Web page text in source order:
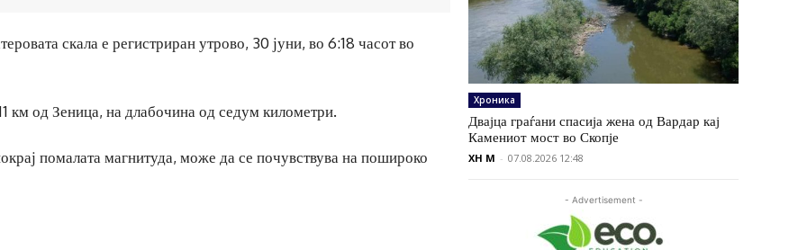
скала е регистриран утрово, 30 јуни, во 6:18 часот во
км од Зеница, на длабочина од седум километри.
помалата магнитуда, може да се почувствува на пошироко
Хроника
Двајца граѓани спасија жена од Вардар кај
Камениот мост во Скопје
XH M - 07.08.2026 12:48
- Advertisement -